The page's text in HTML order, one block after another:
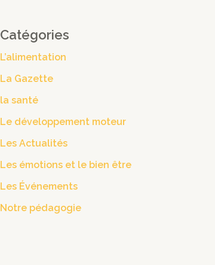
Catégories
L’alimentation
La Gazette
la santé
Le développement moteur
Les Actualités
Les émotions et le bien être
Les Événements
Notre pédagogie